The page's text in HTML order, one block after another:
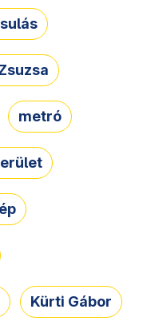
metró
Kürti Gábor